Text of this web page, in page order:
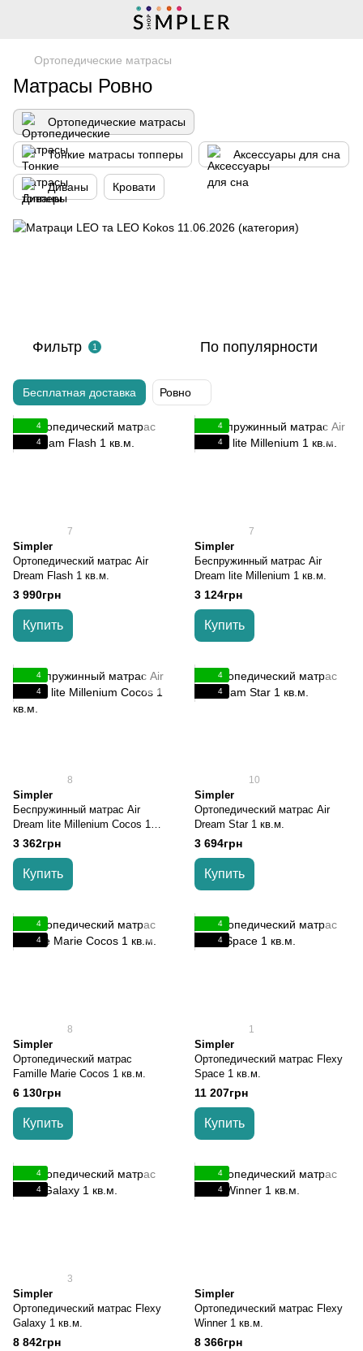
Ортопедические матрасы
Матрасы Ровно
Ортопедические матрасы
Тонкие матрасы топперы Аксессуары для сна
Диваны Кровати
Фильтр 1 По популярности
Бесплатная доставка Ровно
4
4
7
Simpler
Ортопедический матрас Air
Dream Flash 1 кв.м.
3 990грн
Купить
4
4
7
Simpler
Беспружинный матрас Air
Dream lite Millenium 1 кв.м.
3 124грн
Купить
4
4
8
Simpler
Беспружинный матрас Air
Dream lite Millenium Cocos 1
кв.м.
3 362грн
Купить
4
4
10
Simpler
Ортопедический матрас Air
Dream Star 1 кв.м.
3 694грн
Купить
4
4
8
Simpler
Ортопедический матрас
Famille Marie Cocos 1 кв.м.
6 130грн
Купить
4
4
1
Simpler
Ортопедический матрас Flexy
Space 1 кв.м.
11 207грн
Купить
4
4
3
Simpler
Ортопедический матрас Flexy
Galaxy 1 кв.м.
8 842грн
4
4
Simpler
Ортопедический матрас Flexy
Winner 1 кв.м.
8 366грн